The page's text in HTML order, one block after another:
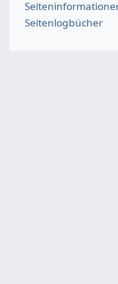
Seitenlogbücher